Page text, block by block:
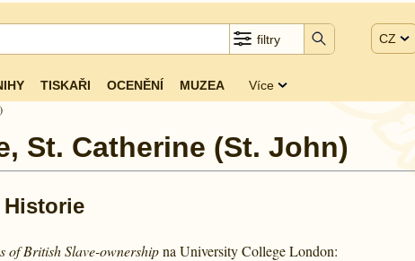
filtry CZ
TISKAŘI OCENĚNÍ MUZEA Více
St. Catherine (St. John)
Historie
of British Slave-ownershipna University College London: